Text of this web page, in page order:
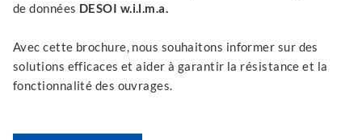
de données DESOI w.i.l.m.a.
Avec cette brochure, nous souhaitons informer sur des
solutions efficaces et aider à garantir la résistance et la
fonctionnalité des ouvrages.